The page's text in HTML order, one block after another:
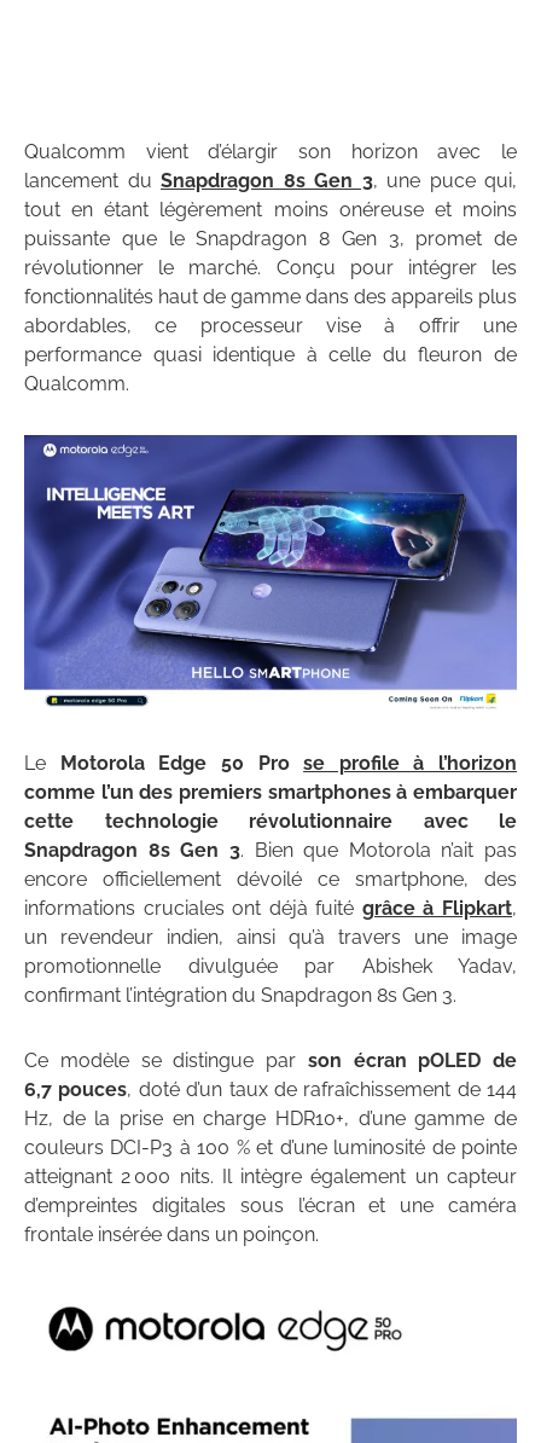
Qualcomm vient d’élargir son horizon avec le
lancement du Snapdragon 8s Gen 3, une puce qui,
tout en étant légèrement moins onéreuse et moins
puissante que le Snapdragon 8 Gen 3, promet de
révolutionner le marché. Conçu pour intégrer les
fonctionnalités haut de gamme dans des appareils plus
abordables, ce processeur vise à offrir une
performance quasi identique à celle du fleuron de
Qualcomm.
Le Motorola Edge 50 Prose profile à l’horizon
comme l’un des premiers smartphones à embarquer
cette technologie révolutionnaire avec le
Snapdragon 8s Gen 3. Bien que Motorola n’ait pas
encore officiellement dévoilé ce smartphone, des
informations cruciales ont déjà fuité grâce à Flipkart,
un revendeur indien, ainsi qu’à travers une image
promotionnelle divulguée par Abishek Yadav,
confirmant l’intégration du Snapdragon 8s Gen 3.
Ce modèle se distingue par son écran pOLED de
6,7 pouces, doté d’un taux de rafraîchissement de 144
Hz, de la prise en charge HDR10+, d’une gamme de
couleurs DCI-P3 à 100 % et d’une luminosité de pointe
atteignant 2 000 nits. Il intègre également un capteur
d’empreintes digitales sous l’écran et une caméra
frontale insérée dans un poinçon.